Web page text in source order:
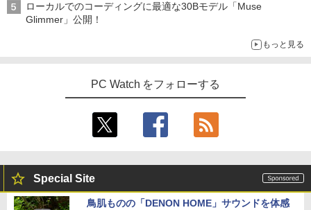
ローカルでのコーディングに最適な30Bモデル「Muse
Glimmer」公開！
もっと見る
PC Watch をフォローする
Special Site
鳥肌ものの「DENON HOME」サウンドを体感